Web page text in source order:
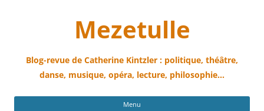
Mezetulle
Blog-revue de Catherine Kintzler : politique, théâtre,
danse, musique, opéra, lecture, philosophie…
Menu